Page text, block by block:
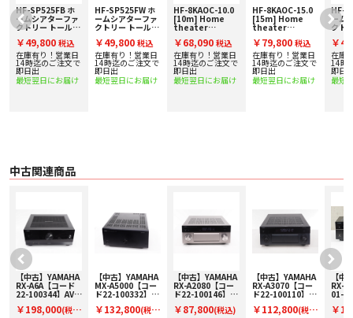
価格は常に市場最安でご案内！
■ 特長
○ シネマDSP 3D for Movie, Music and Game
・実測音場データにデジタル信号処理を組み合わせたヤマハ独自の音場創造技
術。ヤマハは、コンサートホールのデザインやパブリックアドレス、ミキシン
グなどの豊富な経験を活かし、世界の有名コンサートホールや音楽クラブの音
場データを収集。この膨大な情報をデジタル化し、専用LSIに組み込むことで、
○ HDR10+
・HDR10+は映像コンテンツのダイナミックレンジをシーンごとに信号化する
○ 印象的でパワフルなデザインコンセプト
・ホームエンターテイメントコントロールの中心となる要素を大胆に表現した
ヤマハの流線型シャーシ。洗練されアイコニックなデザインは、パフォーマン
スとシームレスな操作性を重視しています。エレガンスと機能、そして卓越し
た構造の調和を実現しています。
○ ストリーミングサービス
・音楽ストリーミングサービスで、音楽の世界を探検してみませんか。スマー
トフォンやパソコンのプレイリストや楽曲をAVレシーバーに同期させること
で、お気に入りの音楽を聴いたり、新しい音楽を発見したりすることができま
HF-SP525FB ホ
ームシアターファ
クトリー トールボ
台] 下取り査定額
20%アップ実施
中！
￥49,800 税込
在庫有り！営業日
14時迄のご注文で
即日出
最短翌日にお届け
HF-SP525FW ホ
ームシアターファ
クトリー トールボ
台] 下取り査定額
20%アップ実施
中！
￥49,800 税込
在庫有り！営業日
14時迄のご注文で
即日出
最短翌日にお届け
HF-8KAOC-10.0
[10m] Home
theater
produced by
avac [ホームシア
ターファクトリ
ー]
8K60p/4K120p/48Gbps
対応光ファイバー
￥68,090 税込
在庫有り！営業日
14時迄のご注文で
即日出
最短翌日にお届け
HF-8KAOC-15.0
[15m] Home
theater
produced by
avac [ホームシア
ターファクトリ
ー]
8K60p/4K120p/48Gbps
対応HDMIケーブ
￥79,800 税込
在庫有り！営業日
14時迄のご注文で
即日出
最短翌日にお届け
HF-
ーム
クト
台]
20%
中！
￥
在庫
14時
即日
最短
中古関連商品
【中古】YAMAHA
RX-A6A【コード
22-100344】AVア
￥198,000(税
【中古】YAMAHA
MX-A5000【コー
ド22-100332】ヤ
プ
￥132,800(税
【中古】YAMAHA
RX-A2080【コー
ド22-100146】AV
￥87,800(税込)
【中古】YAMAHA
RX-A3070【コー
ド22-100110】AV
￥112,800(税
【中
RX-
01-
￥